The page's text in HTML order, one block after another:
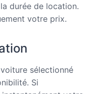
durée de location.
votre prix.
sélectionné
Si